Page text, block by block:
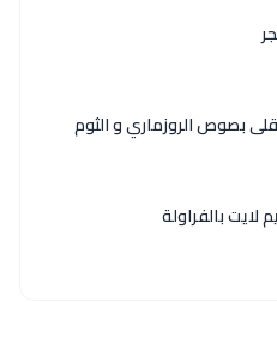
بصوص الروزماري و الثوم
بالفراولة